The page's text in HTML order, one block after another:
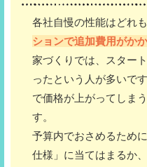
各社自慢の性能はどれ
ションで追加費用がか
家づくりでは、スター
ったという人が多いで
で価格が上がってしま
す。
予算内でおさめるため
仕様」に当てはまるか